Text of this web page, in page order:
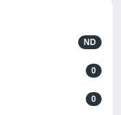
ND
0
0